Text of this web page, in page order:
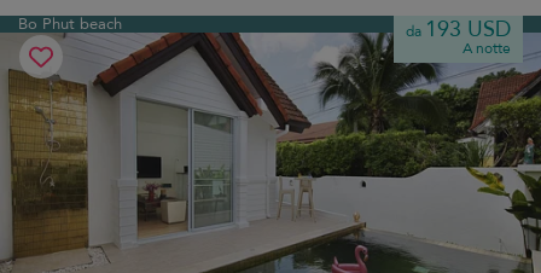
Bo Phut beach da 193 USD
A notte